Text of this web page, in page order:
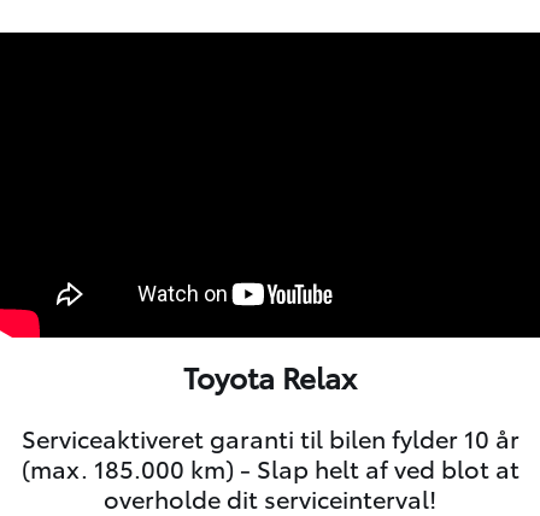
Toyota Relax
Serviceaktiveret garanti til bilen fylder 10 år
(max. 185.000 km) - Slap helt af ved blot at
overholde dit serviceinterval!